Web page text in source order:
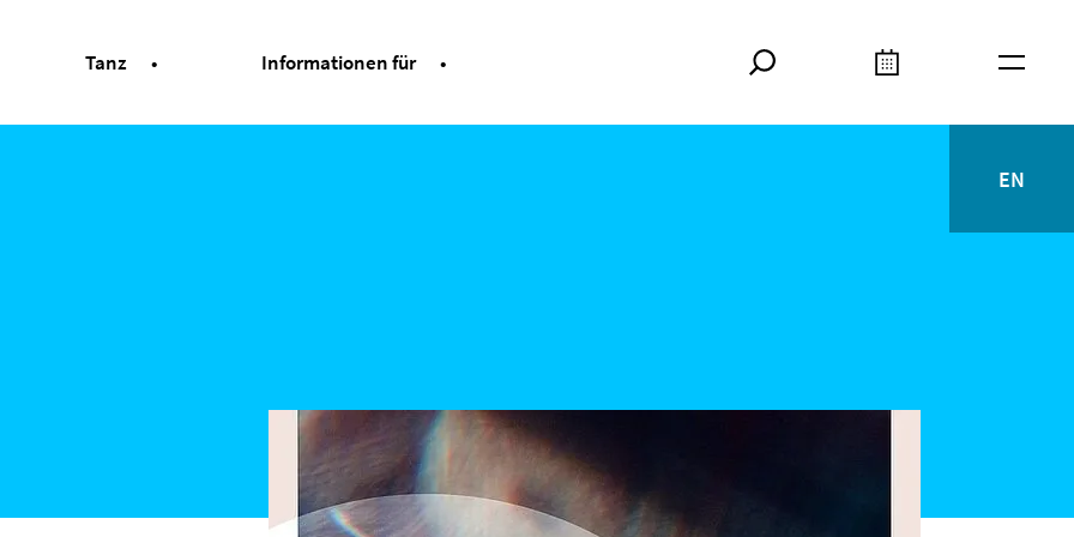
Tanz Informationen für Suche Kalender Meta
ENEnglish